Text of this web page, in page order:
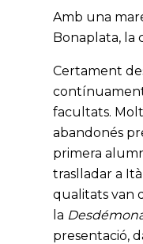
Amb una
Bonaplata, la
Certament
contínuament
facultats.
abandonés
primera
traslladar a
qualitats van
la
presentació,